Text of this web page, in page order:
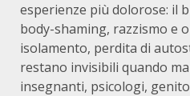
esperienze più dolorose: il
body-shaming, razzismo e
isolamento, perdita di
restano invisibili quando
insegnanti, psicologi,